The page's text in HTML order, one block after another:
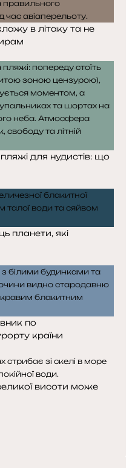
в літаку та не
для нудистів: що
планети, які
по
країни
висоти може